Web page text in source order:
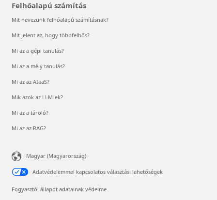
Felhőalapú számítás
Mit nevezünk felhőalapú számításnak?
Mit jelent az, hogy többfelhős?
Mi az a gépi tanulás?
Mi az a mély tanulás?
Mi az az AIaaS?
Mik azok az LLM-ek?
Mi az a tároló?
Mi az az RAG?
Magyar (Magyarország)
Adatvédelemmel kapcsolatos választási lehetőségek
Fogyasztói állapot adatainak védelme